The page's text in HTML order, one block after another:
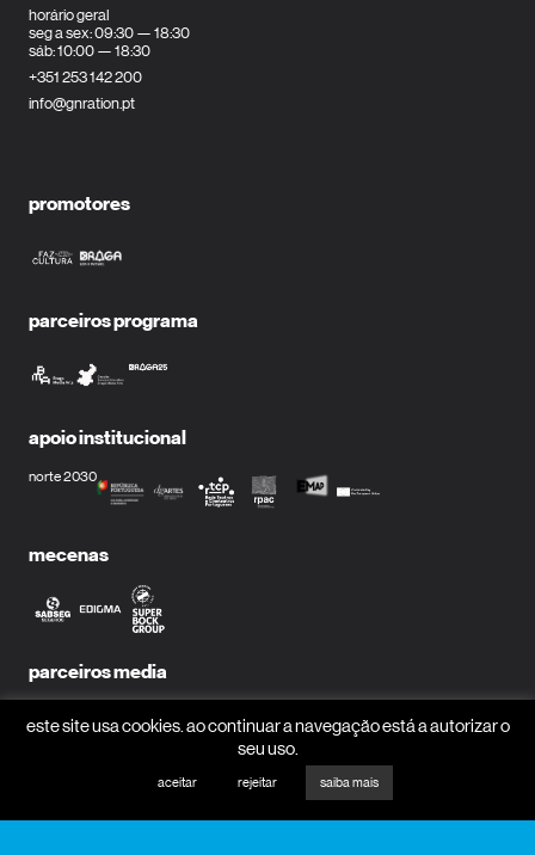
horário geral
seg a sex: 09:30 — 18:30
sáb: 10:00 — 18:30
+351 253 142 200
info@gnration.pt
promotores
parceiros programa
apoio institucional
norte 2030
mecenas
parceiros media
este site usa cookies. ao continuar a navegação está a autorizar o
seu uso.
aceitar rejeitar saiba mais